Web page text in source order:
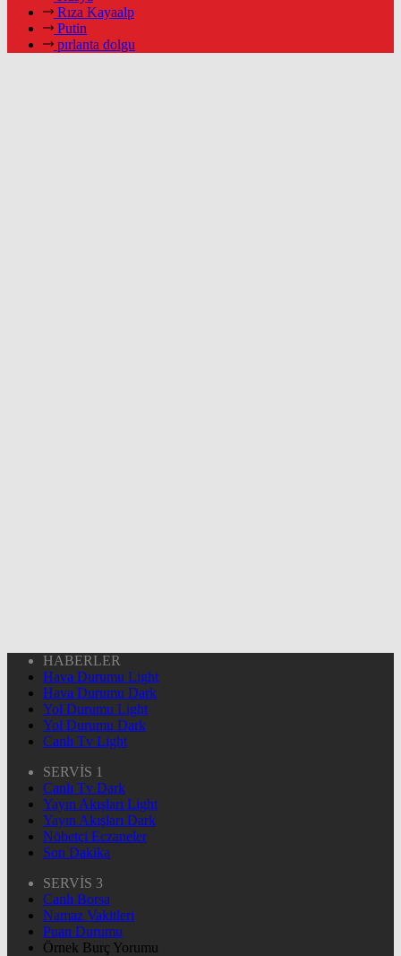
Rıza Kayaalp
Putin
pırlanta dolgu
HABERLER
Hava Durumu Light
Hava Durumu Dark
Yol Durumu Light
Yol Durumu Dark
Canlı Tv Light
SERVİS 1
Canlı Tv Dark
Yayın Akışları Light
Yayın Akışları Dark
Nöbetçi Eczaneler
Son Dakika
SERVİS 3
Canlı Borsa
Namaz Vakitleri
Puan Durumu
Örnek Burç Yorumu